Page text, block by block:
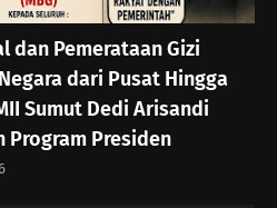
dan Pemerataan Gizi
dari Pusat Hingga
Sumut Dedi Arisandi
Program Presiden